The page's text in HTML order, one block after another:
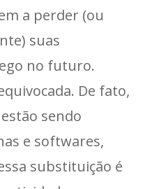
a perder (ou
suas
no futuro.
De fato,
sendo
e softwares,
substituição é